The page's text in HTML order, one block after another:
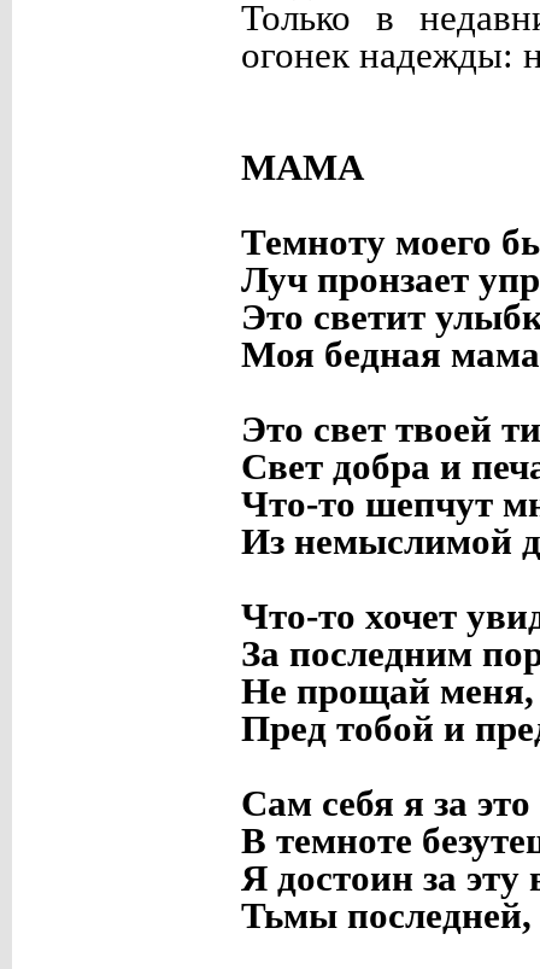
Только в
огонек надежды:
МАМА
Темноту моего
Луч пронзает
Это светит
Моя бедная
Это свет твоей
Свет добра и
Что-то шепчут
Из немыслимой
Что-то хочет
За последним
Не прощай меня,
Пред тобой и
Сам себя я за
В темноте
Я достоин за эту
Тьмы